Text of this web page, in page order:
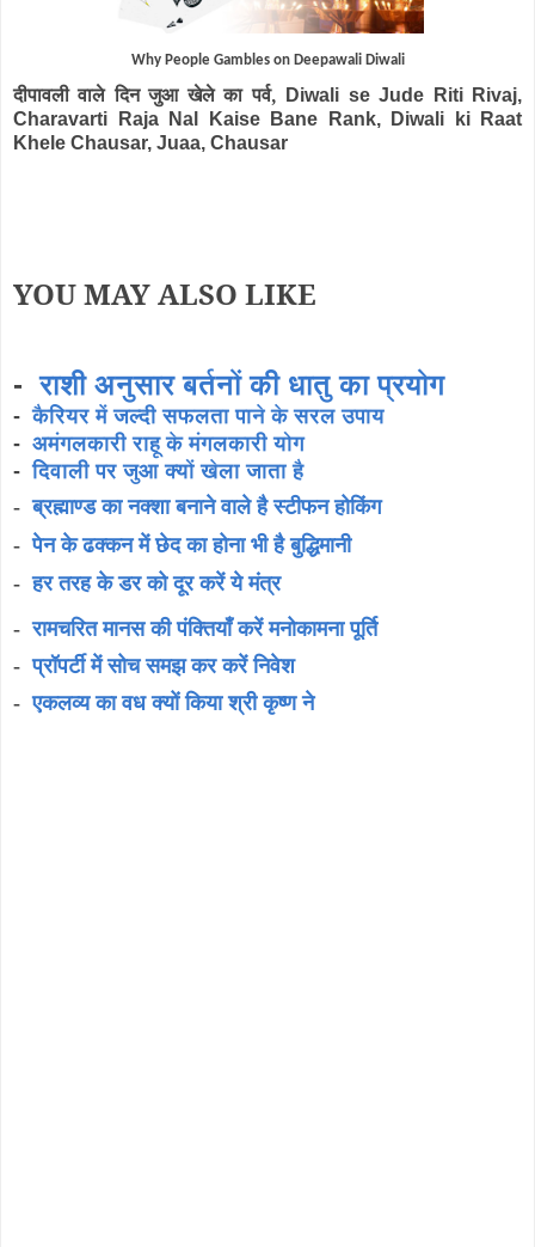
Why People Gambles on Deepawali Diwali
दीपावली वाले दिन जुआ खेले का पर्व, Diwali se Jude Riti Rivaj,
Charavarti Raja Nal Kaise Bane Rank, Diwali ki Raat
Khele Chausar, Juaa, Chausar
YOU MAY ALSO LIKE
-राशी अनुसार बर्तनों की धातु का प्रयोग
-कैरियर में जल्दी सफलता पाने के सरल उपाय
- अमंगलकारी राहू के मंगलकारी योग
-दिवाली पर जुआ क्यों खेला जाता है
-ब्रह्माण्ड का नक्शा बनाने वाले है स्टीफन होकिंग
-पेन के ढक्कन में छेद का होना भी है बुद्धिमानी
-हर तरह के डर को दूर करें ये मंत्र
-रामचरित मानस की पंक्तियाँ करें मनोकामना पूर्ति
-प्रॉपर्टी में सोच समझ कर करें निवेश
-एकलव्य का वध क्यों किया श्री कृष्ण ने